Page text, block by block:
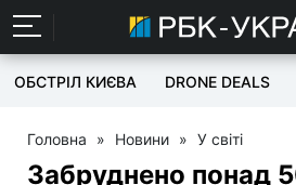
ОБСТРІЛ КИЄВА DRONE DEALS
Головна » Новини » У світі
Забруднено понад